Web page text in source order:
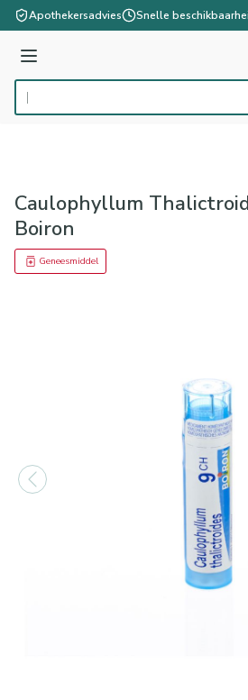
Ga naar de inhoud
Apothekersadvies Snelle
Menu
Product, merk, categorie...
Caulophyllum
Boiron
Geneesmiddel